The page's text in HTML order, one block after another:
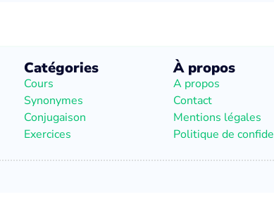
Catégories
Cours
Synonymes
Conjugaison
Exercices
À propos
A propos
Contact
Mentions légales
Politique de